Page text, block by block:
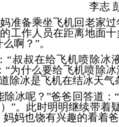
李志
备乘坐飞机回老家过
工作人员在距离地面
啊？”。
叔在给飞机喷除冰
为什么要给飞机喷除
除冰是飞机在结冰天气
呢？”爸爸回答道：
”。此时明明继续带
妈也饶有兴趣的看着